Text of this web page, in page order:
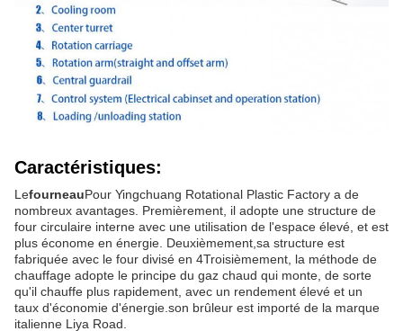
Caractéristiques:
LefourneauPour Yingchuang Rotational Plastic Factory a de
nombreux avantages. Premièrement, il adopte une structure de
four circulaire interne avec une utilisation de l'espace élevé, et est
plus économe en énergie. Deuxièmement,sa structure est
fabriquée avec le four divisé en 4Troisièmement, la méthode de
chauffage adopte le principe du gaz chaud qui monte, de sorte
qu'il chauffe plus rapidement, avec un rendement élevé et un
taux d'économie d'énergie.son brûleur est importé de la marque
italienne Liya Road.